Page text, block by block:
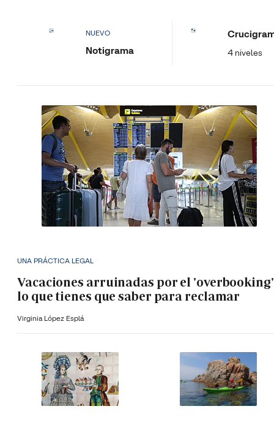
NUEVO
Notigrama 4 niveles
UNA PRÁCTICA LEGAL
Vacaciones arruinadas por el
lo que tienes que saber para reclamar
Virginia López Esplá